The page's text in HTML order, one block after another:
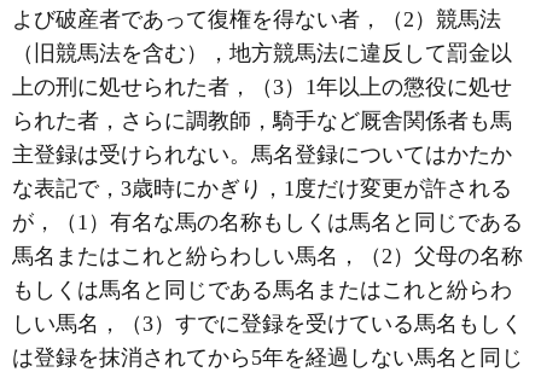
よび破産者であって復権を得ない者，（2）競馬法
（旧競馬法を含む），地方競馬法に違反して罰金以
上の刑に処せられた者，（3）1年以上の懲役に処せ
られた者，さらに調教師，騎手など厩舎関係者も馬
主登録は受けられない。馬名登録についてはかたか
な表記で，3歳時にかぎり，1度だけ変更が許される
が，（1）有名な馬の名称もしくは馬名と同じである
馬名またはこれと紛らわしい馬名，（2）父母の名称
もしくは馬名と同じである馬名またはこれと紛らわ
しい馬名，（3）すでに登録を受けている馬名もしく
は登録を抹消されてから5年を経過しない馬名と同じ